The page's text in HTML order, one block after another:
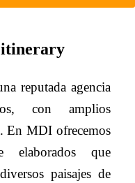
itinerary
reputada agencia
con amplios
En MDI ofrecemos
elaborados que
paisajes de